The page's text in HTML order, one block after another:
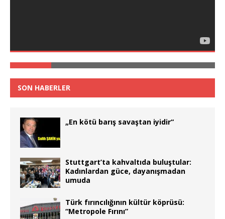
SON HABERLER
„En kötü barış savaştan iyidir“
Stuttgart’ta kahvaltıda buluştular:
Kadınlardan güce, dayanışmadan
umuda
Türk fırıncılığının kültür köprüsü:
“Metropole Fırını”